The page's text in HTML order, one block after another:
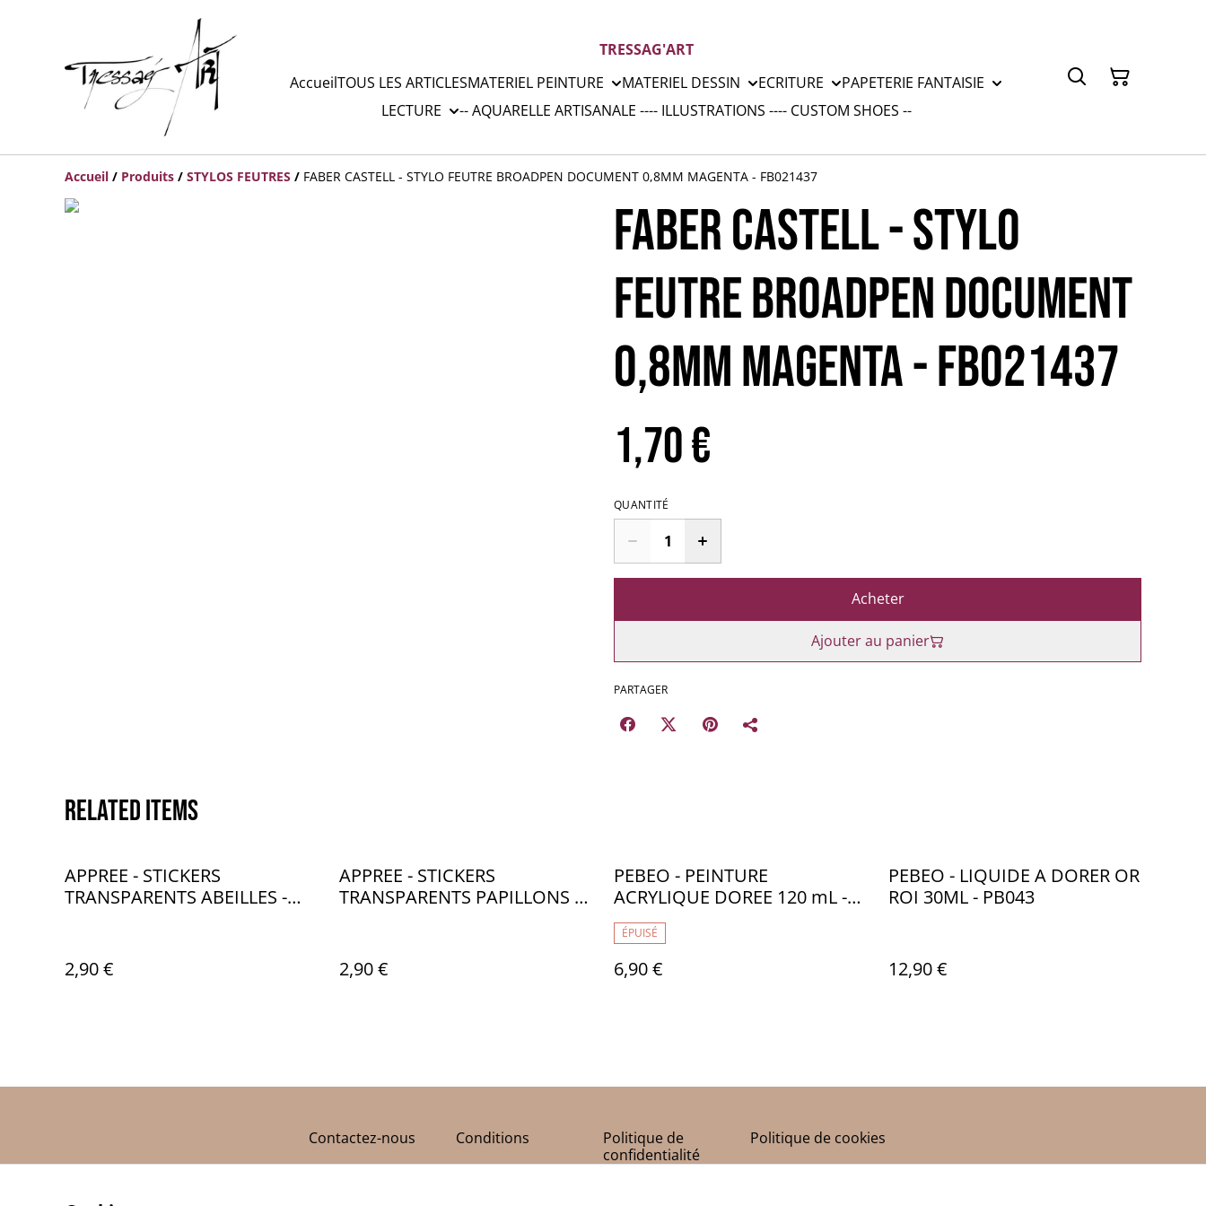
TRESSAG'ART
AccueilTOUS LES ARTICLESMATERIEL PEINTURE MATERIEL DESSIN ECRITURE
PAPETERIE FANTAISIE
LECTURE
-- AQUARELLE ARTISANALE ---- ILLUSTRATIONS ---- CUSTOM SHOES --
Accueil / Produits / STYLOS FEUTRES / FABER CASTELL - STYLO FEUTRE BROADPEN DOCUMENT 0,8MM MAGENTA - FB021437
FABER CASTELL - STYLO
FEUTRE BROADPEN DOCUMENT
0,8MM MAGENTA - FB021437
1,70 €
QUANTITÉ
Acheter
Ajouter au panier
PARTAGER
Related items
APPREE - STICKERS
TRANSPARENTS ABEILLES -
2,90 €
APPREE - STICKERS
TRANSPARENTS PAPILLONS -
2,90 €
PEBEO - PEINTURE
ACRYLIQUE DOREE 120 mL -
NACRE OR 210 - DECOCREME -
PB032
ÉPUISÉ
6,90 €
PEBEO - LIQUIDE A DORER OR
ROI 30ML - PB043
12,90 €
Contactez-nous Conditions
Politique de
confidentialité
Politique de cookies